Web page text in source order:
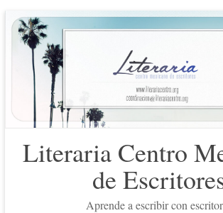
Saltar
contenido
Literaria Centro
de
Aprende a escribir con